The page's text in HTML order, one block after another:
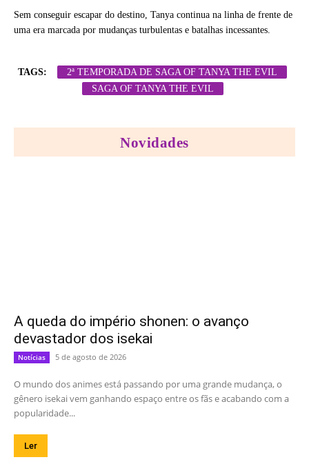
Sem conseguir escapar do destino, Tanya continua na linha de frente de
uma era marcada por mudanças turbulentas e batalhas incessantes.
TAGS:
2ª TEMPORADA DE SAGA OF TANYA THE EVIL
SAGA OF TANYA THE EVIL
Novidades
A queda do império shonen: o avanço
devastador dos isekai
Notícias 5 de agosto de 2026
O mundo dos animes está passando por uma grande mudança, o
gênero isekai vem ganhando espaço entre os fãs e acabando com a
popularidade...
Ler